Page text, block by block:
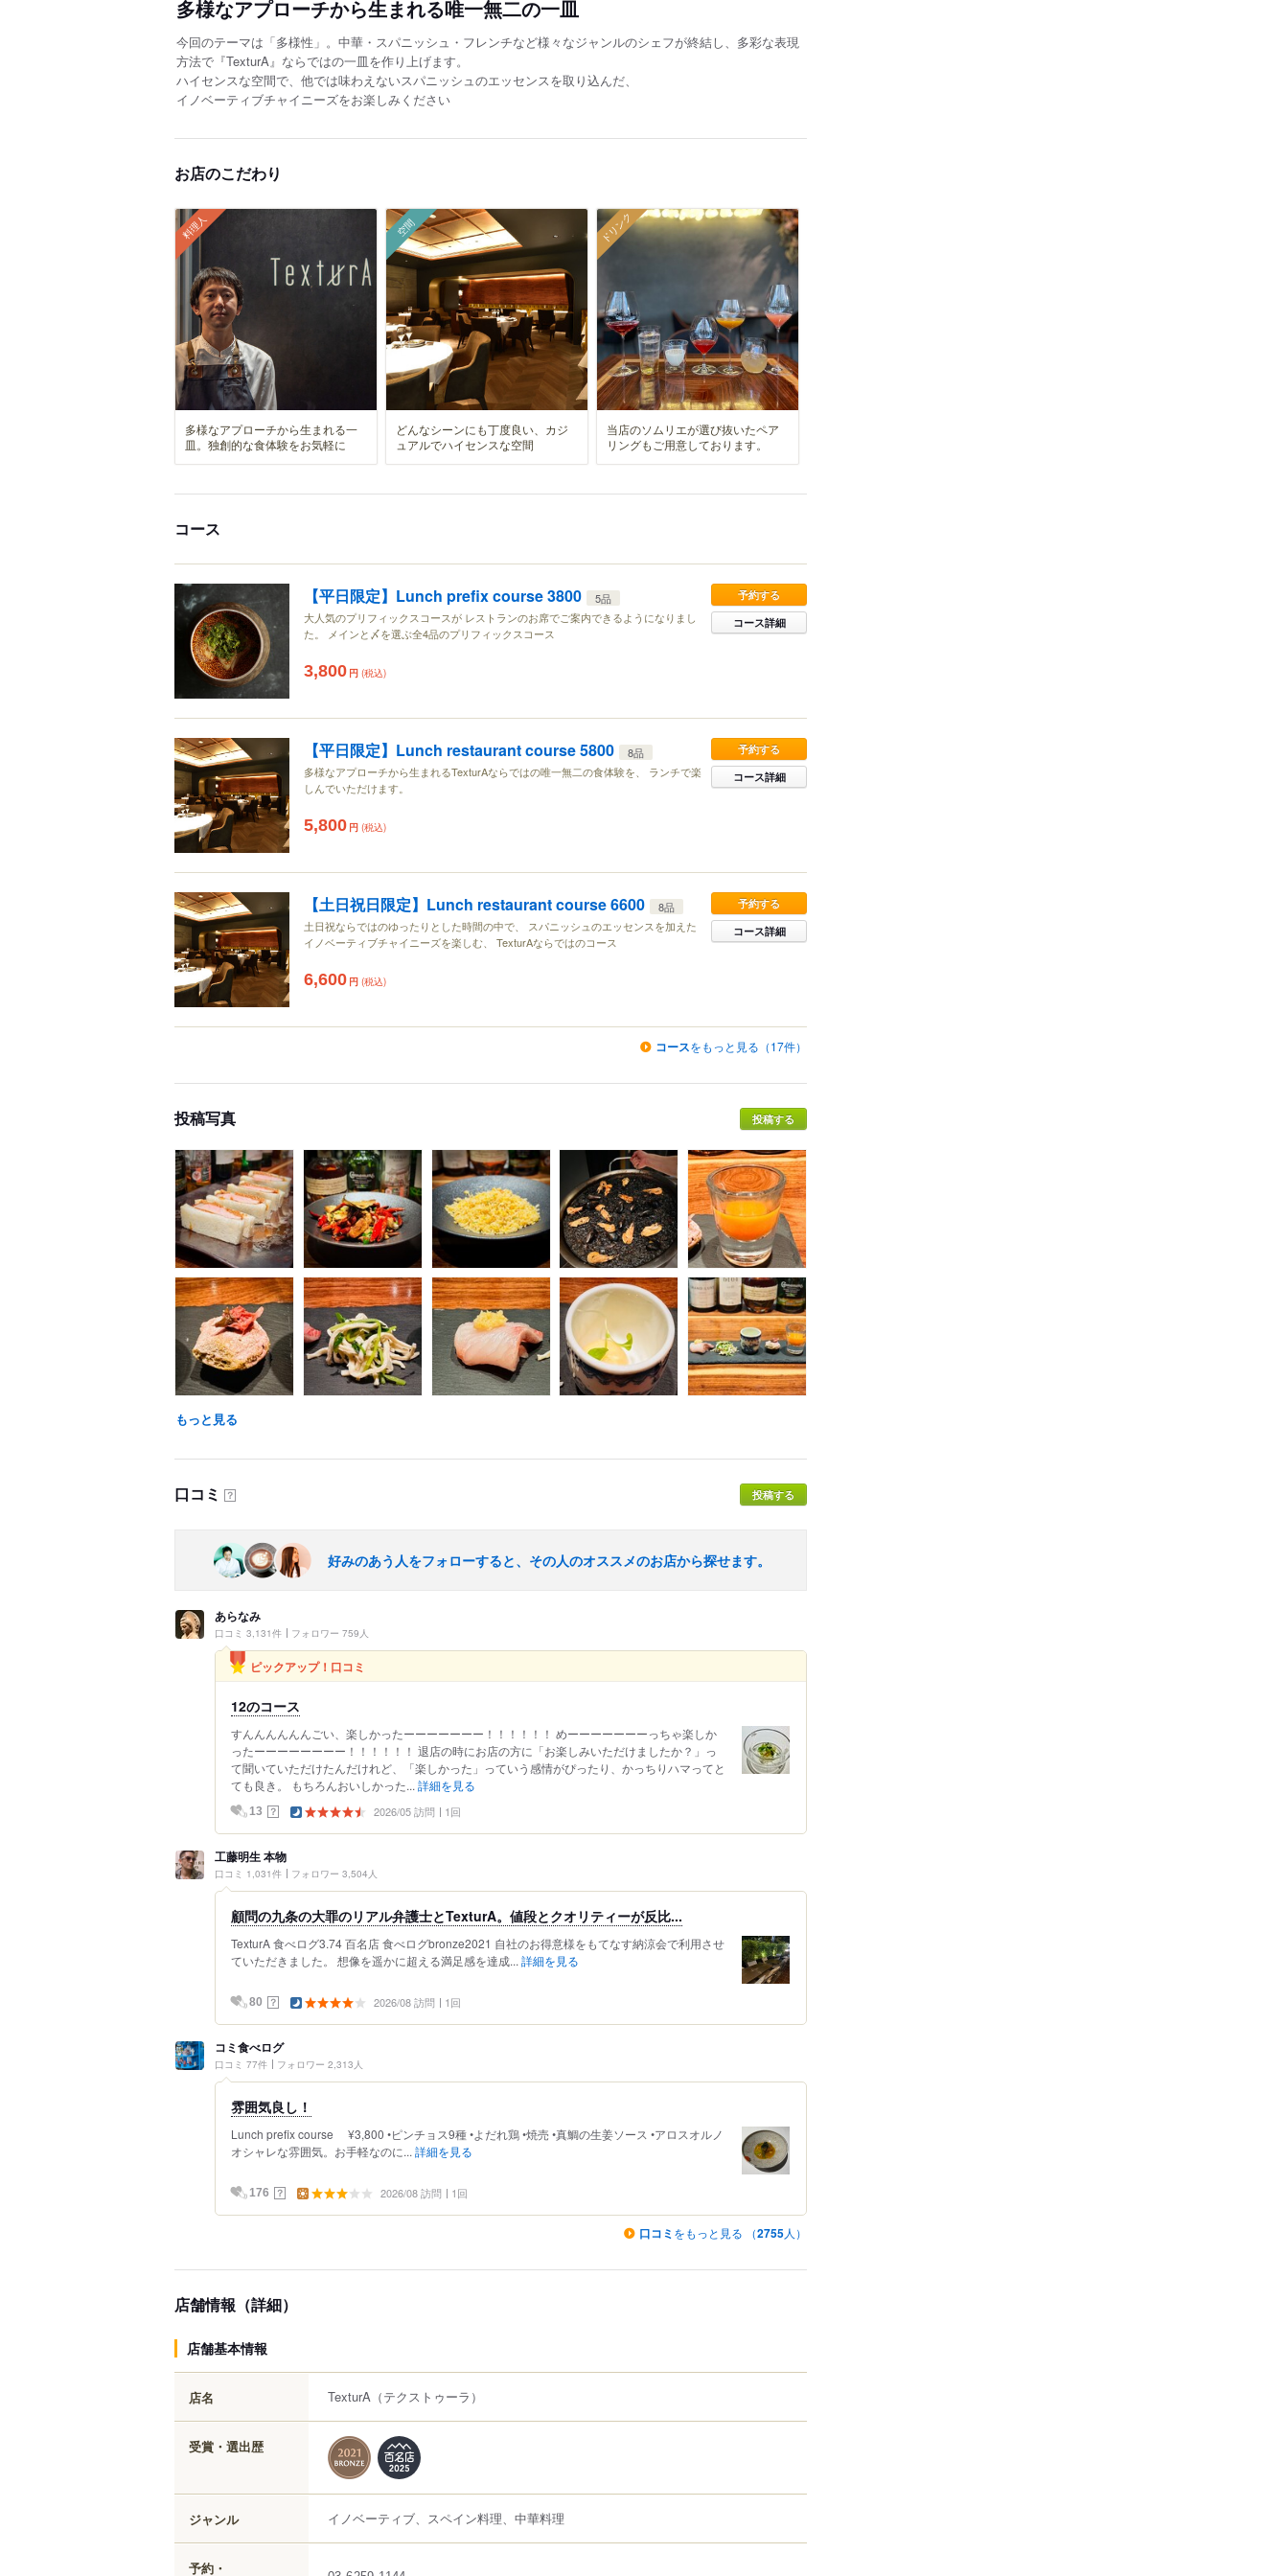
多様なアプローチから生まれる唯一無二の一皿
今回のテーマは「多様性」。中華・スパニッシュ・フレンチなど様々なジャンルのシェフが終結し、多彩な表現
方法で『TexturA』ならではの一皿を作り上げます。
ハイセンスな空間で、他では味わえないスパニッシュのエッセンスを取り込んだ、
イノベーティブチャイニーズをお楽しみください
お店のこだわり
料理人
多様なアプローチから生まれる一
皿。独創的な食体験をお気軽に
空間
どんなシーンにも丁度良い、カジ
ュアルでハイセンスな空間
ドリンク
当店のソムリエが選び抜いたペア
リングもご用意しております。
コース
【平日限定】Lunch prefix course 3800
5品
大人気のプリフィックスコースが レストランのお席でご案内できるようになりまし
た。 メインと〆を選ぶ全4品のプリフィックスコース
予約する
コース詳細
3,800 円 (税込)
【平日限定】Lunch restaurant course 5800
8品
多様なアプローチから生まれるTexturAならではの唯一無二の食体験を、 ランチで楽
しんでいただけます。
予約する
コース詳細
5,800 円 (税込)
【土日祝日限定】Lunch restaurant course 6600
8品
土日祝ならではのゆったりとした時間の中で、 スパニッシュのエッセンスを加えた
イノベーティブチャイニーズを楽しむ、 TexturAならではのコース
予約する
コース詳細
6,600 円 (税込)
コースをもっと見る（17件）
投稿写真 投稿する
もっと見る
口コミ ？ 投稿する
好みのあう人をフォローすると、その人のオススメのお店から探せます。
あらなみ
口コミ 3,131件 フォロワー 759人
ピックアップ！口コミ
12のコース
すんんんんんんごい、楽しかったーーーーーーー！！！！！！ めーーーーーーーっちゃ楽しか
ったーーーーーーーー！！！！！！ 退店の時にお店の方に「お楽しみいただけましたか？」っ
て聞いていただけたんだけれど、「楽しかった」っていう感情がぴったり、かっちりハマってと
ても良き。 もちろんおいしかった... 詳細を見る
13 ？ 2026/05 訪問 1回
工藤明生 本物
口コミ 1,031件 フォロワー 3,504人
顧問の九条の大罪のリアル弁護士とTexturA。値段とクオリティーが反比...
TexturA 食べログ3.74 百名店 食べログbronze2021 自社のお得意様をもてなす納涼会で利用させ
ていただきました。 想像を遥かに超える満足感を達成... 詳細を見る
80 ？ 2026/08 訪問 1回
コミ食べログ
口コミ 77件 フォロワー 2,313人
雰囲気良し！
Lunch prefix course ¥3,800 •ピンチョス9種 •よだれ鶏 •焼売 •真鯛の生姜ソース •アロスオルノ
オシャレな雰囲気。お手軽なのに... 詳細を見る
176 ？ 2026/08 訪問 1回
口コミ をもっと見る （2755人）
店舗情報（詳細）
店舗基本情報
店名 TexturA （テクストゥーラ）
受賞・選出歴
ジャンル イノベーティブ、スペイン料理、中華料理
予約・